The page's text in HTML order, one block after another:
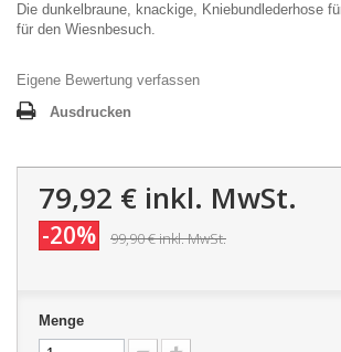
Die dunkelbraune, knackige, Kniebundlederhose
für den Wiesnbesuch.
Eigene Bewertung verfassen
Ausdrucken
79,92 € inkl. MwSt.
-20% 99,90 €inkl. MwSt.
Menge